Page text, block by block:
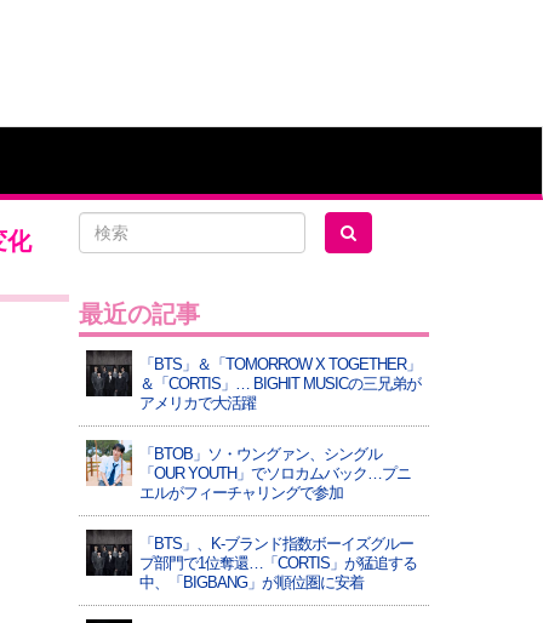
化
最近の記事
「BTS」＆「TOMORROW X TOGETHER」
＆「CORTIS」… BIGHIT MUSICの三兄弟が
アメリカで大活躍
「BTOB」ソ・ウングァン、シングル
「OUR YOUTH」でソロカムバック…プニ
エルがフィーチャリングで参加
「BTS」、K-ブランド指数ボーイズグルー
プ部門で1位奪還…「CORTIS」が猛追する
中、「BIGBANG」が順位圏に安着